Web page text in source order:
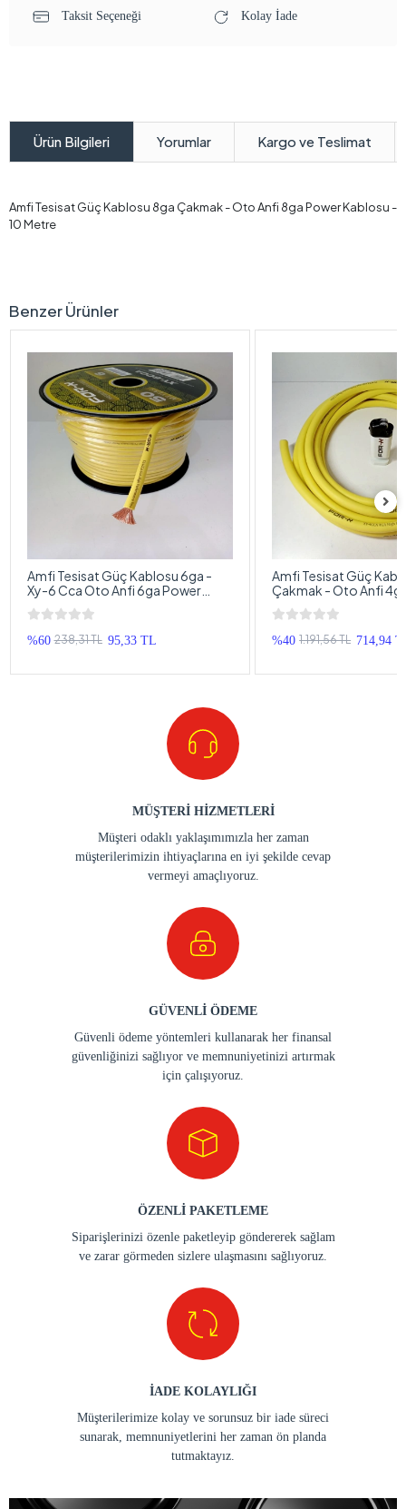
Taksit Seçeneği Kolay İade
Ürün Bilgileri Yorumlar Kargo ve Teslimat
Amfi Tesisat Güç Kablosu 8ga Çakmak - Oto Anfi 8ga Power Kablosu -
10 Metre
Benzer Ürünler
Amfi Tesisat Güç Kablosu 6ga -
Xy-6 Cca Oto Anfi 6ga Power
Kablosu - 1 Metre
%60 238,31 TL 95,33 TL
Amfi Tesisat Güç
Çakmak - Oto Anfi
Kablosu - 5 Metre
%40 1.191,56 TL 714,94
MÜŞTERİ HİZMETLERİ
Müşteri odaklı yaklaşımımızla her zaman
müşterilerimizin ihtiyaçlarına en iyi şekilde cevap
vermeyi amaçlıyoruz.
GÜVENLİ ÖDEME
Güvenli ödeme yöntemleri kullanarak her finansal
güvenliğinizi sağlıyor ve memnuniyetinizi artırmak
için çalışıyoruz.
ÖZENLİ PAKETLEME
Siparişlerinizi özenle paketleyip göndererek sağlam
ve zarar görmeden sizlere ulaşmasını sağlıyoruz.
İADE KOLAYLIĞI
Müşterilerimize kolay ve sorunsuz bir iade süreci
sunarak, memnuniyetlerini her zaman ön planda
tutmaktayız.